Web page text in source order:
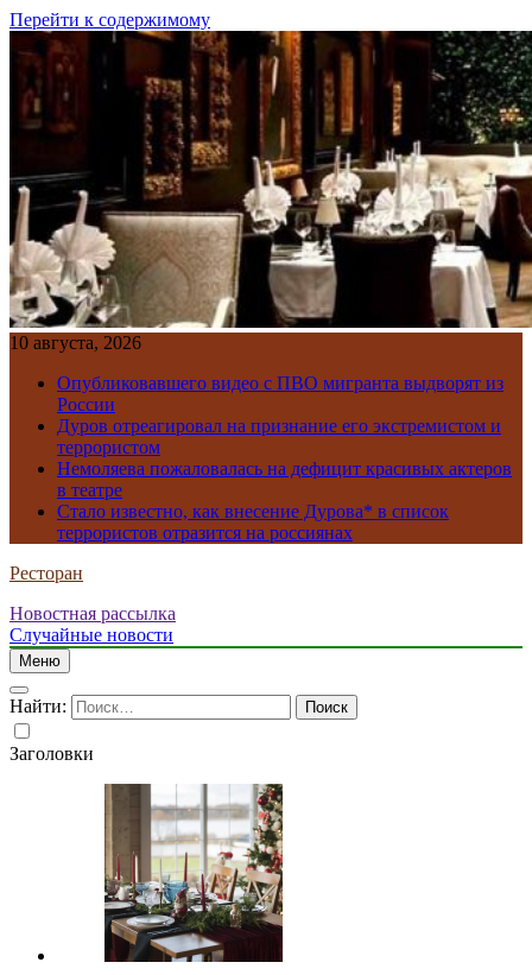
Перейти к содержимому
10 августа, 2026
Опубликовавшего видео с ПВО мигранта выдворят из
России
Дуров отреагировал на признание его экстремистом и
террористом
Немоляева пожаловалась на дефицит красивых актеров
в театре
Стало известно, как внесение Дурова* в список
террористов отразится на россиянах
Ресторан
Новостная рассылка
Случайные новости
Меню
Найти:
Заголовки